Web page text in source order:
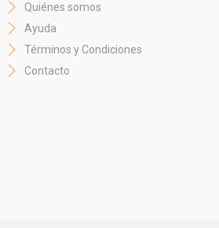
Quiénes somos
Ayuda
Términos y Condiciones
Contacto